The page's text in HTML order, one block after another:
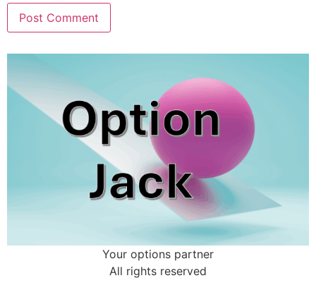
Your options partner
All rights reserved